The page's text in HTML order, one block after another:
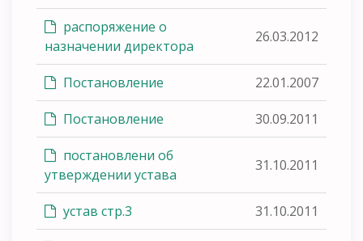
распоряжение о
назначении директора
26.03.2012
Постановление 22.01.2007
Постановление 30.09.2011
постановлени об
утверждении устава
31.10.2011
устав стр.3 31.10.2011